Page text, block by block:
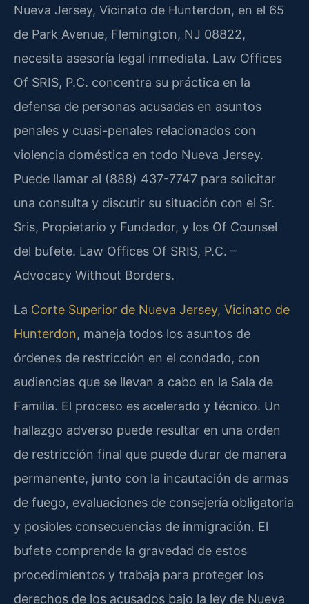
Nueva Jersey, Vicinato de Hunterdon, en el 65
de Park Avenue, Flemington, NJ 08822,
necesita asesoría legal inmediata. Law Offices
Of SRIS, P.C. concentra su práctica en la
defensa de personas acusadas en asuntos
penales y cuasi-penales relacionados con
violencia doméstica en todo Nueva Jersey.
Puede llamar al (888) 437-7747 para solicitar
una consulta y discutir su situación con el Sr.
Sris, Propietario y Fundador, y los Of Counsel
del bufete. Law Offices Of SRIS, P.C. –
Advocacy Without Borders.
La Corte Superior de Nueva Jersey, Vicinato de
Hunterdon, maneja todos los asuntos de
órdenes de restricción en el condado, con
audiencias que se llevan a cabo en la Sala de
Familia. El proceso es acelerado y técnico. Un
hallazgo adverso puede resultar en una orden
de restricción final que puede durar de manera
permanente, junto con la incautación de armas
de fuego, evaluaciones de consejería obligatoria
y posibles consecuencias de inmigración. El
bufete comprende la gravedad de estos
procedimientos y trabaja para proteger los
derechos de los acusados bajo la ley de Nueva